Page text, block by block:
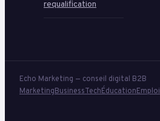
requalification
Echo Marketing — conseil digital B2B
MarketingBusinessTechÉducationEmploi